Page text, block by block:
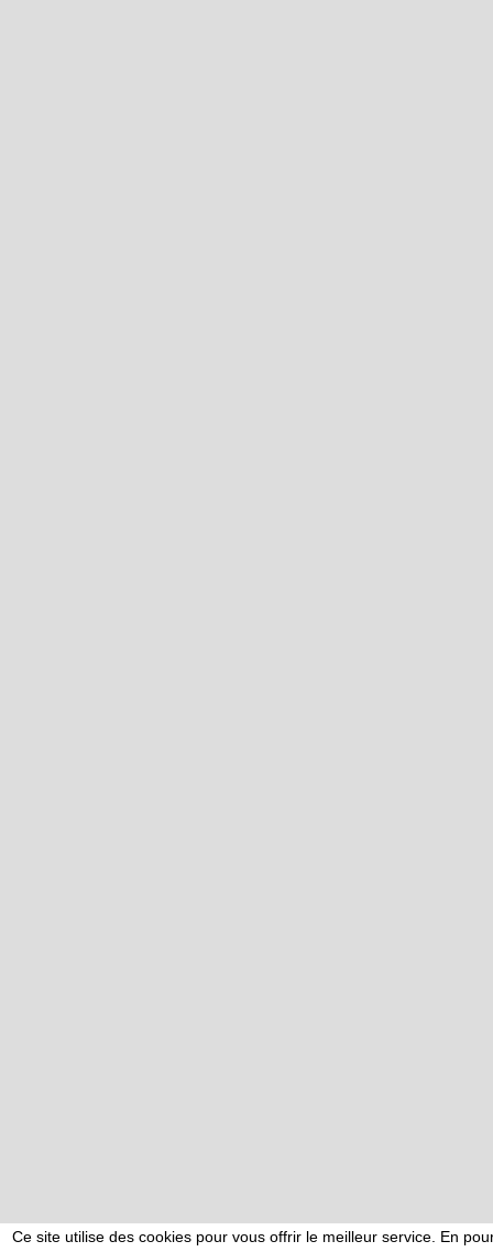
Ce site utilise des cookies pour vous offrir le meilleur service. En